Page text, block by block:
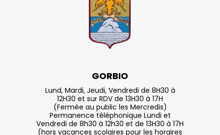
GORBIO
Lund, Mardi, Jeudi, Vendredi de 8H30 à
12H30 et sur RDV de 13H30 à 17H
(Fermée au public les Mercredis)
Permanence téléphonique Lundi et
Vendredi de 8h30 à 12h30 et de 13H30 à 17H
(hors vacances scolaires pour les horaires